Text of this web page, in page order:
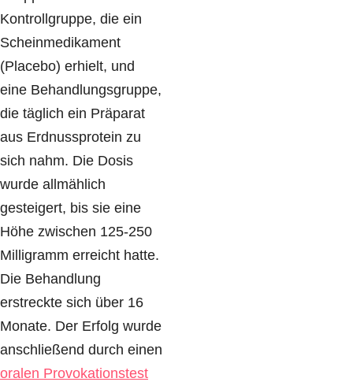
Kontrollgruppe, die ein
Scheinmedikament
(Placebo) erhielt, und
eine Behandlungsgruppe,
die täglich ein Präparat
aus Erdnussprotein zu
sich nahm. Die Dosis
wurde allmählich
gesteigert, bis sie eine
Höhe zwischen 125-250
Milligramm erreicht hatte.
Die Behandlung
erstreckte sich über 16
Monate. Der Erfolg wurde
anschließend durch einen
oralen Provokationstest